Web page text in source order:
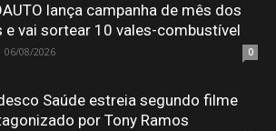
lança campanha de mês dos
e vai sortear 10 vales-combustível
06/08/2026 0
Saúde estreia segundo filme
por Tony Ramos